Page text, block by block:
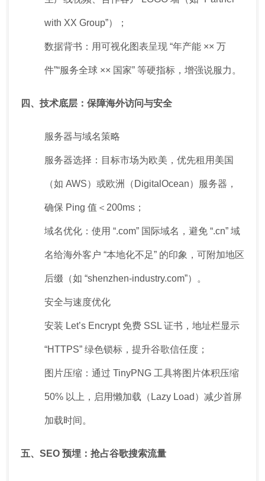
with XX Group”）；
数据背书：用可视化图表呈现 “年产能 ×× 万
件”“服务全球 ×× 国家” 等硬指标，增强说服力。
四、技术底层：保障海外访问与安全
服务器与域名策略
服务器选择：目标市场为欧美，优先租用美国
（如 AWS）或欧洲（DigitalOcean）服务器，
确保 Ping 值＜200ms；
域名优化：使用 “.com” 国际域名，避免 “.cn” 域
名给海外客户 “本地化不足” 的印象，可附加地区
后缀（如 “shenzhen-industry.com”）。
安全与速度优化
安装 Let’s Encrypt 免费 SSL 证书，地址栏显示
“HTTPS” 绿色锁标，提升谷歌信任度；
图片压缩：通过 TinyPNG 工具将图片体积压缩
50% 以上，启用懒加载（Lazy Load）减少首屏
加载时间。
五、SEO 预埋：抢占谷歌搜索流量